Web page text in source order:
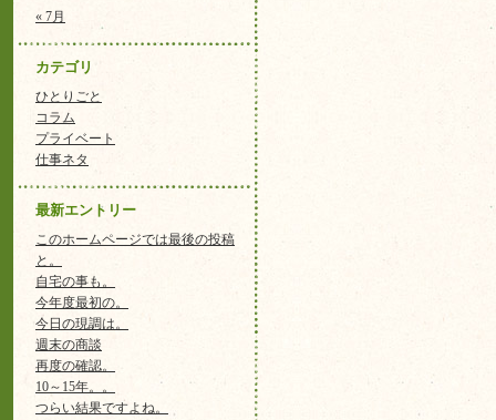
« 7月
カテゴリ
ひとりごと
コラム
プライベート
仕事ネタ
最新エントリー
このホームページでは最後の投稿
と。
自宅の事も。
今年度最初の。
今日の現調は。
週末の商談
再度の確認。
10～15年。。
つらい結果ですよね。